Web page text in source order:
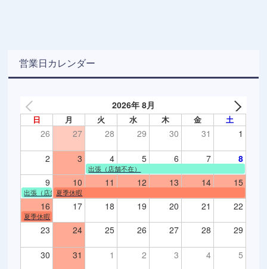
営業日カレンダー
2026年 8月
日 月 火 水 木 金 土
26 27 28 29 30 31 1
2 3 4 5 6 7 8
出張（店舗不在）
9 10 11 12 13 14 15
出張（店舗不在）
夏季休暇
16 17 18 19 20 21 22
夏季休暇
23 24 25 26 27 28 29
30 31 1 2 3 4 5